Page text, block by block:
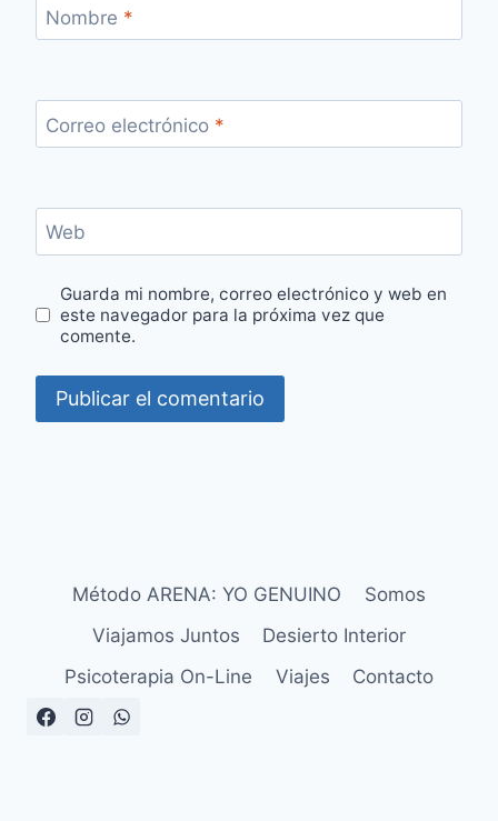
Nombre *
Correo electrónico *
Web
Guarda mi nombre, correo electrónico y web en
este navegador para la próxima vez que
comente.
Método ARENA: YO GENUINO
Somos
Viajamos Juntos
Desierto Interior
Psicoterapia On-Line
Viajes Contacto